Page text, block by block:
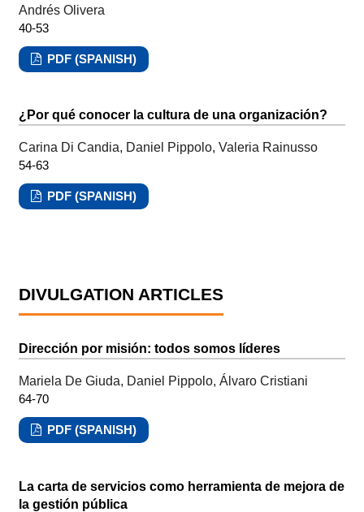
Andrés Olivera
40-53
PDF (SPANISH)
¿Por qué conocer la cultura de una organización?
Carina Di Candia, Daniel Pippolo, Valeria Rainusso
54-63
PDF (SPANISH)
DIVULGATION ARTICLES
Dirección por misión: todos somos líderes
Mariela De Giuda, Daniel Pippolo, Álvaro Cristiani
64-70
PDF (SPANISH)
La carta de servicios como herramienta de mejora de
la gestión pública